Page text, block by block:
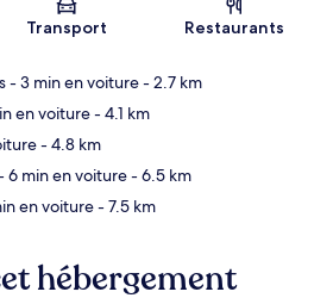
Carte
Transport Restaurants
- 3 min en voiture- 2.7 km
en voiture- 4.1 km
- 4.8 km
6 min en voiture- 6.5 km
en voiture- 7.5 km
hébergement